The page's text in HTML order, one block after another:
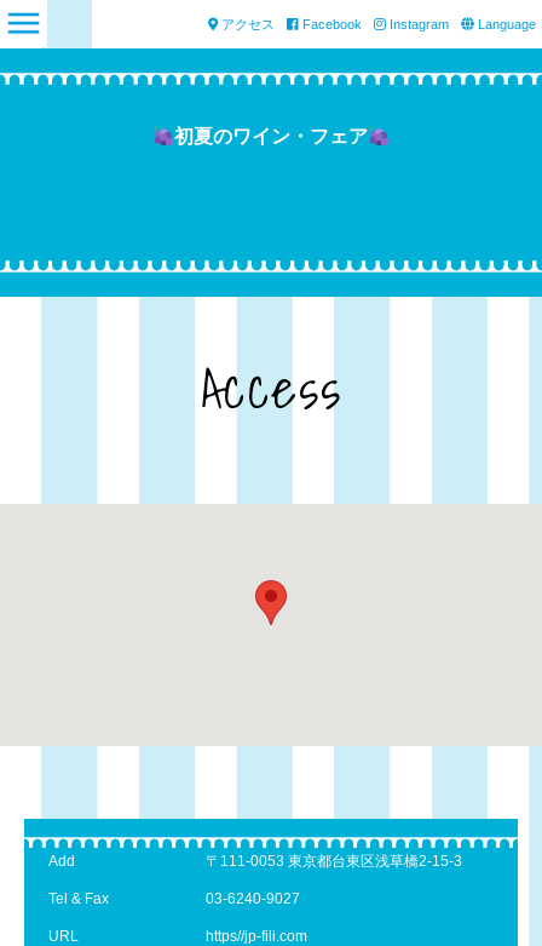
アクセス Facebook Instagram Language
初夏のワイン・フェア
Access
Add 〒111-0053 東京都台東区浅草橋2-15-3
Tel & Fax 03-6240-9027
URL https//jp-fili.com